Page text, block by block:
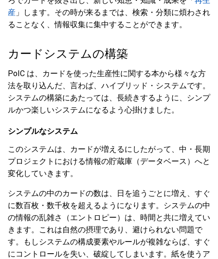
産 」します。その時が来るまでは、検索・分類に煩わされ
ることなく、情報収集に集中することができます。
カードシステムの構築
PoIC は、カードを使った生産性に関する本から様々な方
法を取り込んだ、言わば、ハイブリッド・システムです。
システムの構築にあたっては、長続きするように、シンプ
ルかつ楽しいシステムになるよう心掛けました。
シンプルなシステム
このシステムは、カードが増えるにしたがって、中・長期
プロジェクトにおける情報の貯蔵庫（データベース）へと
変化していきます。
システムの中のカードの数は、日を追うごとに増え、すぐ
に数百枚・数千枚を超えるようになります。システムの中
の情報の乱雑さ（エントロピー）は、時間と共に増えてい
きます。これは自然の摂理であり、避けられない問題で
す。もしシステムの構成要素やルールが複雑ならば、すぐ
にコントロールを失い、破綻してしまいます。紙を使うア